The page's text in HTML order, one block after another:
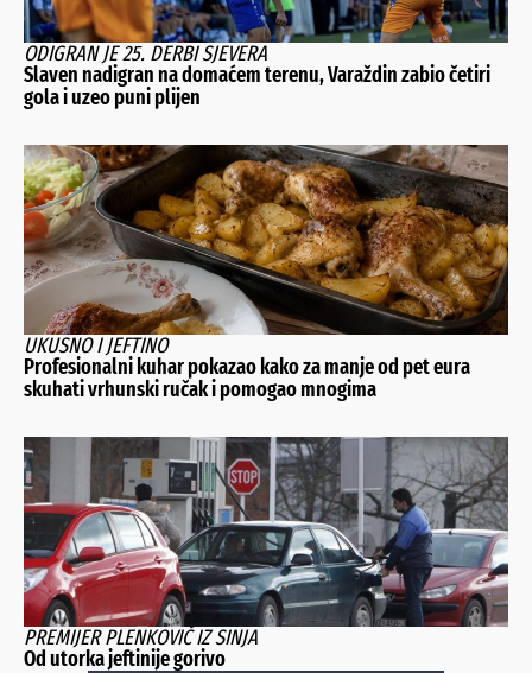
ODIGRAN JE 25. DERBI SJEVERA
Slaven nadigran na domaćem terenu, Varaždin zabio četiri
gola i uzeo puni plijen
UKUSNO I JEFTINO
Profesionalni kuhar pokazao kako za manje od pet eura
skuhati vrhunski ručak i pomogao mnogima
PREMIJER PLENKOVIĆ IZ SINJA
Od utorka jeftinije gorivo